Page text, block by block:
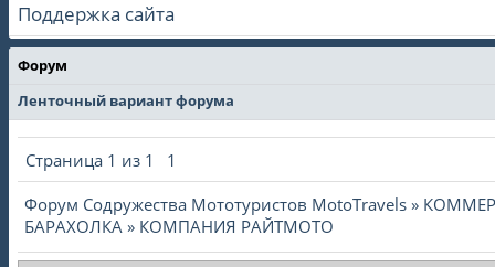
Поддержка сайта
Форум
Ленточный вариант форума
Страница 1 из 1 1
Форум Содружества Мототуристов MotoTravels »
БАРАХОЛКА » КОМПАНИЯ РАЙТМОТО